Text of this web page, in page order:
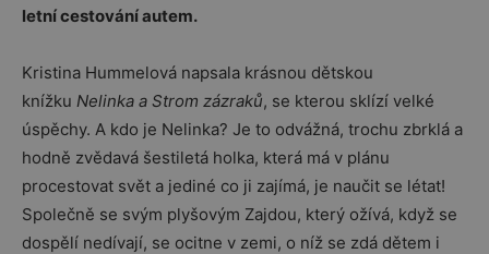
letní cestování autem.
Kristina Hummelová napsala krásnou dětskou
knížku Nelinka a Strom zázraků, se kterou sklízí velké
úspěchy. A kdo je Nelinka? Je to odvážná, trochu zbrklá a
hodně zvědavá šestiletá holka, která má v plánu
procestovat svět a jediné co ji zajímá, je naučit se létat!
Společně se svým plyšovým Zajdou, který ožívá, když se
dospělí nedívají, se ocitne v zemi, o níž se zdá dětem i